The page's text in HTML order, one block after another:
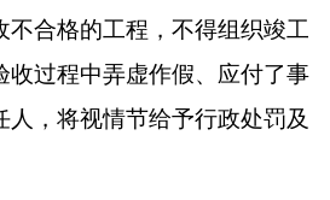
不合格的工程，不得组织竣工
收过程中弄虚作假、应付了事
人，将视情节给予行政处罚及